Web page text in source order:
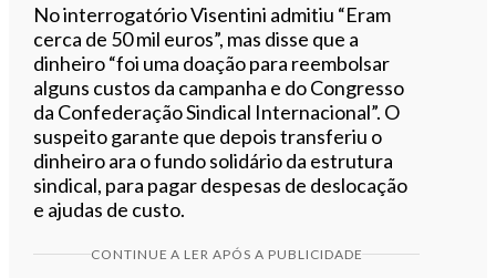
No interrogatório Visentini admitiu “Eram
cerca de 50 mil euros”, mas disse que a
dinheiro “foi uma doação para reembolsar
alguns custos da campanha e do Congresso
da Confederação Sindical Internacional”. O
suspeito garante que depois transferiu o
dinheiro ara o fundo solidário da estrutura
sindical, para pagar despesas de deslocação
e ajudas de custo.
CONTINUE A LER APÓS A PUBLICIDADE